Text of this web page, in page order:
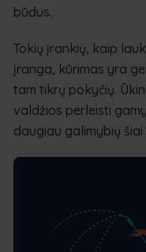
būdus.
Tokių įrankių, kaip
įranga, kūrimas yra
tam tikrų pokyčių.
valdžios perleisti
daugiau galimybių šiai